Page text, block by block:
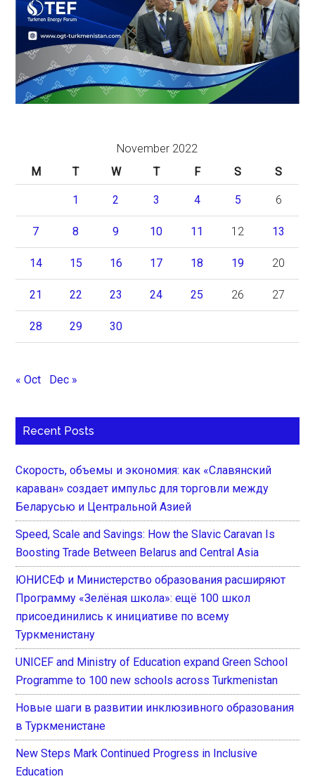
November 2022
M
T W T F S S
1 2 3 4 5 6
7 8 9 10 11 12 13
14 15 16 17 18 19 20
21 22 23 24 25 26 27
28 29 30
« Oct Dec »
Recent Posts
Скорость, объемы и экономия: как «Славянский
караван» создает импульс для торговли между
Беларусью и Центральной Азией
Speed, Scale and Savings: How the Slavic Caravan Is
Boosting Trade Between Belarus and Central Asia
ЮНИСЕФ и Министерство образования расширяют
Программу «Зелёная школа»: ещё 100 школ
присоединились к инициативе по всему
Туркменистану
UNICEF and Ministry of Education expand Green School
Programme to 100 new schools across Turkmenistan
Новые шаги в развитии инклюзивного образования
в Туркменистане
New Steps Mark Continued Progress in Inclusive
Education